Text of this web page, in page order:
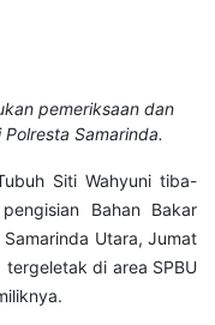
pemeriksaan dan
Samarinda.
Siti Wahyuni tiba-
Bahan Bakar
Utara, Jumat
di area SPBU